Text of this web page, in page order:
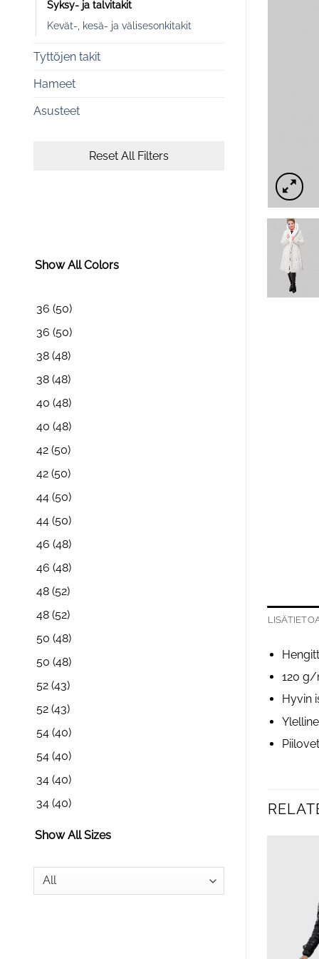
Syksy- ja talvitakit
Kevät-, kesä- ja välisesonkitakit
Tyttöjen takit
Hameet
Asusteet
Reset All Filters
Show All Colors
36 (50)
36 (50)
38 (48)
38 (48)
40 (48)
40 (48)
42 (50)
42 (50)
44 (50)
44 (50)
46 (48)
46 (48)
48 (52)
48 (52)
50 (48)
50 (48)
52 (43)
52 (43)
54 (40)
54 (40)
34 (40)
34 (40)
Show All Sizes
120 g/
Hyvin